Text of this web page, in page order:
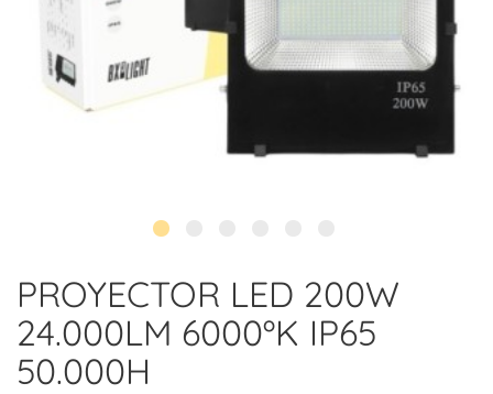
PROYECTOR LED 200W
24.000LM 6000ºK IP65
50.000H